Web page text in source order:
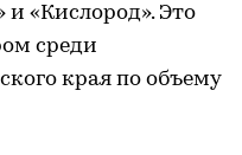
и «Кислород». Это
среди
края по объему